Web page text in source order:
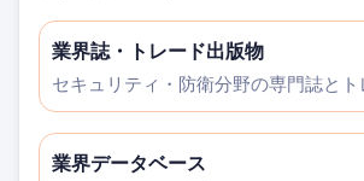
業界誌・トレード出版物
セキュリティ・防衛分野の専門誌とト
業界データベース